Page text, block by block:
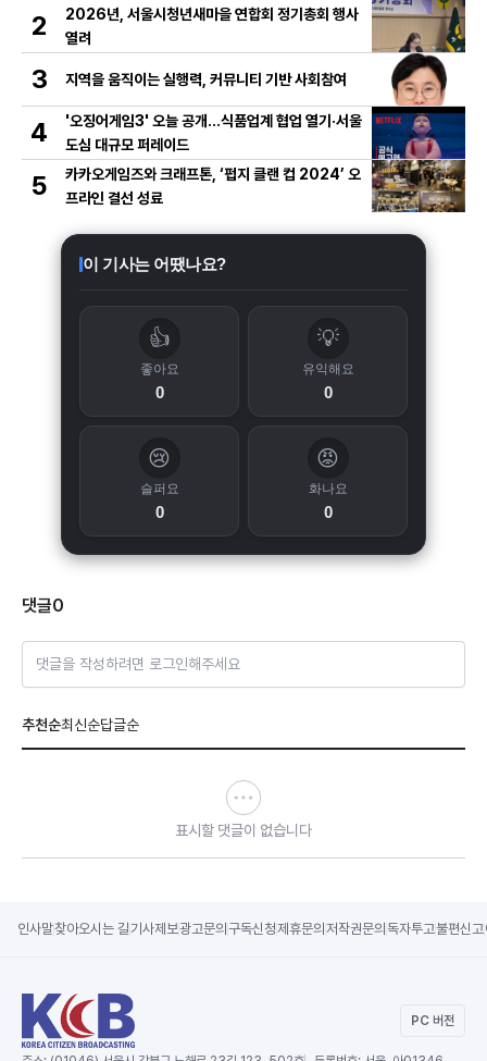
2
2026년, 서울시청년새마을 연합회 정기총회 행사
열려
3 지역을 움직이는 실행력, 커뮤니티 기반 사회참여
4
'오징어게임3' 오늘 공개…식품업계 협업 열기·서울
도심 대규모 퍼레이드
5
카카오게임즈와 크래프톤, ‘펍지 클랜 컵 2024’ 오
프라인 결선 성료
이 기사는 어땠나요?
👍
좋아요
0
💡
유익해요
0
😢
슬퍼요
0
😡
화나요
0
댓글0
댓글을 작성하려면 로그인해주세요
추천순최신순답글순
표시할 댓글이 없습니다
인사말찾아오시는 길기사제보광고문의 구독신청제휴문의 저작권문의 독자투고불편신고
PC 버전